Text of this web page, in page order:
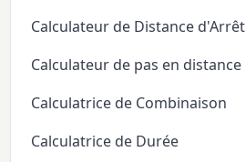
Calculateur de Distance d'Arrêt
Calculateur de pas en distance
Calculatrice de Combinaison
Calculatrice de Durée